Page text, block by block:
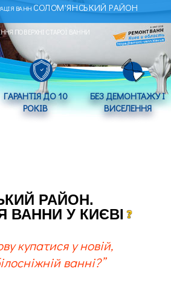
ВАННСОЛОМ'ЯНСЬКИЙ РАЙОН
ГАРАНТІЯ ДО 10
РОКІВ
БЕЗ ДЕМОНТАЖУ І
ВИСЕЛЕННЯ
РАЙОН.
ВАННИ У КИЄВІ
купатися у новій,
ванні?”